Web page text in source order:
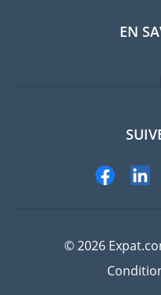
EN
© 2026